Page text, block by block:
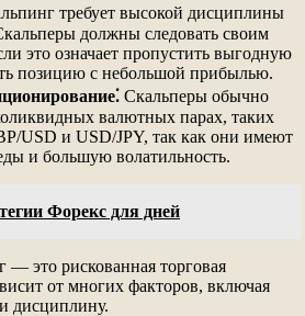
требует высокой дисциплины
должны следовать своим
это означает пропустить выгодную
позицию с небольшой прибылью.
Скальперы обычно
валютных парах, таких
USD и USD/JPY, так как они имеют
и большую волатильность.
Форекс для дней
— это рискованная торговая
от многих факторов, включая
дисциплину.